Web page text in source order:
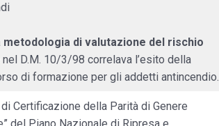
di valutazione del rischio
nel D.M. 10/3/98 correlava l’esito della
di formazione per gli addetti antincendio.
Certificazione della Parità di Genere